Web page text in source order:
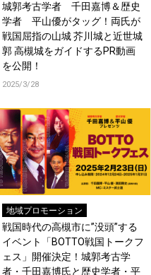
城郭考古学者 千田嘉博＆歴史
学者 平山優がタッグ！両氏が
戦国屈指の山城 芥川城と近世城
郭 高槻城をガイドするPR動画
を公開！
2025/3/28
地域プロモーション
戦国時代の高槻市に”没頭”する
イベント「BOTTO戦国トークフ
ェス」開催決定！城郭考古学
者・千田嘉博氏と歴史学者・平